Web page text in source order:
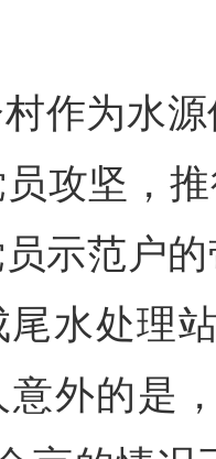
作为水
攻坚，
示范户
水处理
外的是